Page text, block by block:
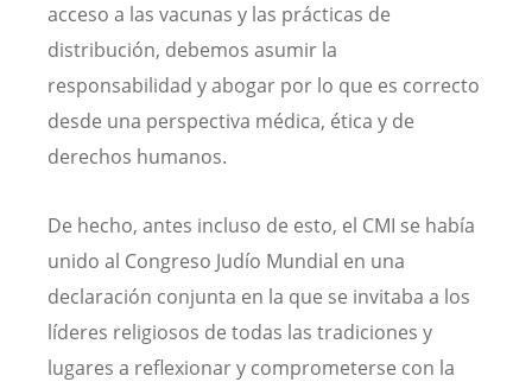
acceso a las vacunas y las prácticas de
distribución, debemos asumir la
responsabilidad y abogar por lo que es correcto
desde una perspectiva médica, ética y de
derechos humanos.
De hecho, antes incluso de esto, el CMI se había
unido al Congreso Judío Mundial en una
declaración conjunta en la que se invitaba a los
líderes religiosos de todas las tradiciones y
lugares a reflexionar y comprometerse con la